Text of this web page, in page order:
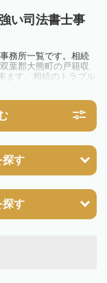
い司法書士事
務所一覧です。相続
葉郡大熊町の戸籍収
ます。相続のトラブル
相談してみましょう。
探す
探す